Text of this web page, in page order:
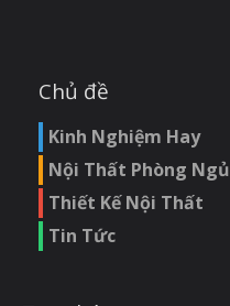
Chủ đề
Kinh Nghiệm Hay
Nội Thất Phòng Ngủ
Thiết Kế Nội Thất
Tin Tức